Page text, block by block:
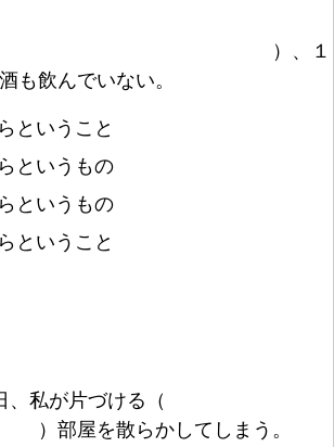
） 、
１
酒も飲んでいない。
ということ
というもの
というもの
ということ
、 私が片づける （
） 部屋を散 らかしてしまう。